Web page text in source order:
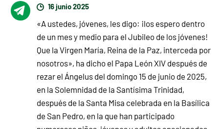
16 junio 2025
«A ustedes, jóvenes, les digo: ¡los espero dentro
de un mes y medio para el Jubileo de los jóvenes!
Que la Virgen María, Reina de la Paz, interceda por
nosotros», ha dicho el Papa León XIV después de
rezar el Ángelus del domingo 15 de junio de 2025,
en la Solemnidad de la Santísima Trinidad,
después de la Santa Misa celebrada en la Basílica
de San Pedro, en la que han participado